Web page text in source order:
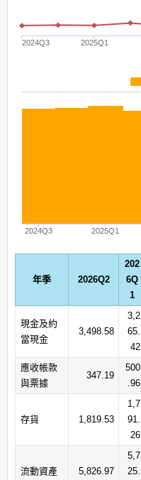
2024Q3 2025Q1
2024Q3 2025Q1
年季 2026Q2
202
6Q
1
現金及約
當現金
3,498.58
3,2
65.
42
應收帳款
與票據
347.19
500
.96
存貨 1,819.53
1,7
91.
26
流動資產 5,826.97
5,7
25.